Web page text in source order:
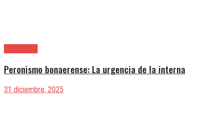
Peronismo bonaerense: La urgencia de la interna
31 diciembre, 2025